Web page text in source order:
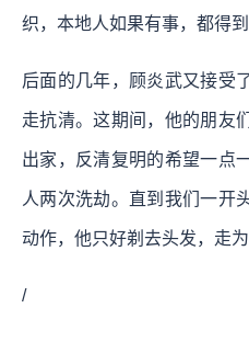
织，本地人如果有事，都得到
后面的几年，顾炎武又接受
走抗清。这期间，他的朋友
出家，反清复明的希望一点
人两次洗劫。直到我们一开
动作，他只好剃去头发，走为
/